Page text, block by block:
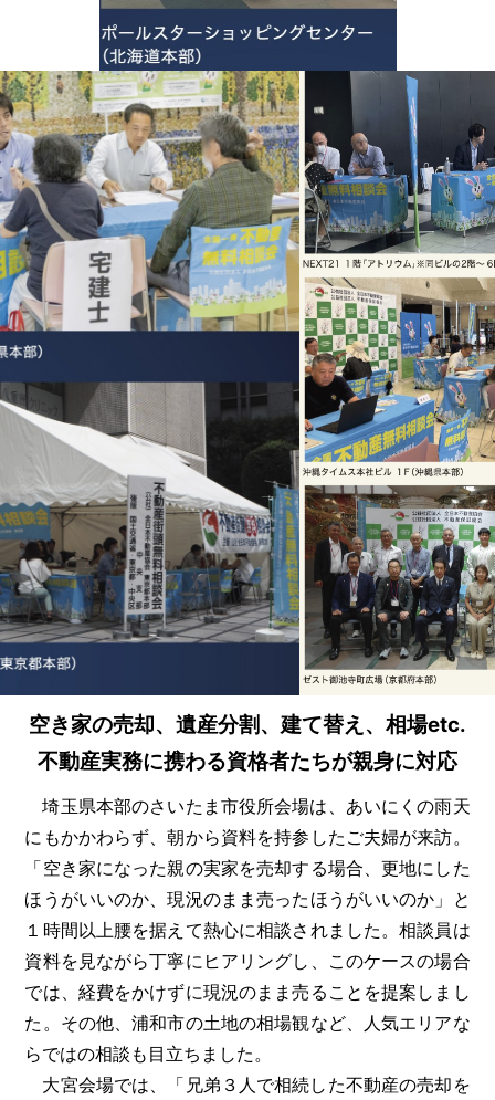
空き家の売却、遺産分割、建て替え、相場etc.
不動産実務に携わる資格者たちが親身に対応
埼玉県本部のさいたま市役所会場は、あいにくの雨天
にもかかわらず、朝から資料を持参したご夫婦が来訪。
「空き家になった親の実家を売却する場合、更地にした
ほうがいいのか、現況のまま売ったほうがいいのか」と
１時間以上腰を据えて熱心に相談されました。相談員は
資料を見ながら丁寧にヒアリングし、このケースの場合
では、経費をかけずに現況のまま売ることを提案しまし
た。その他、浦和市の土地の相場観など、人気エリアな
らではの相談も目立ちました。
大宮会場では、「兄弟３人で相続した不動産の売却を